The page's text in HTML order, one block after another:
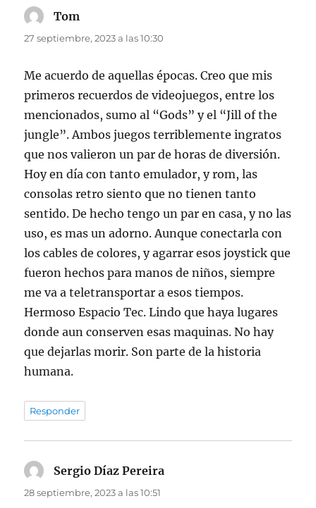
Tom
27 septiembre, 2023 a las 10:30
Me acuerdo de aquellas épocas. Creo que mis
primeros recuerdos de videojuegos, entre los
mencionados, sumo al “Gods” y el “Jill of the
jungle”. Ambos juegos terriblemente ingratos
que nos valieron un par de horas de diversión.
Hoy en día con tanto emulador, y rom, las
consolas retro siento que no tienen tanto
sentido. De hecho tengo un par en casa, y no las
uso, es mas un adorno. Aunque conectarla con
los cables de colores, y agarrar esos joystick que
fueron hechos para manos de niños, siempre
me va a teletransportar a esos tiempos.
Hermoso Espacio Tec. Lindo que haya lugares
donde aun conserven esas maquinas. No hay
que dejarlas morir. Son parte de la historia
humana.
Responder
Sergio Díaz Pereira
28 septiembre, 2023 a las 10:51